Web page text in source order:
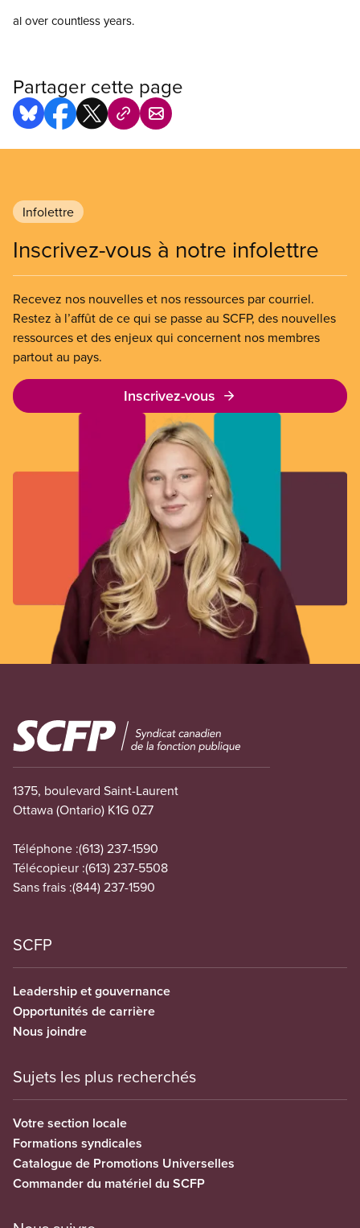
al over countless years.
Partager cette page
Infolettre
Inscrivez-vous à notre infolettre
Recevez nos nouvelles et nos ressources par courriel.
Restez à l’affût de ce qui se passe au SCFP, des nouvelles
ressources et des enjeux qui concernent nos membres
partout au pays.
Inscrivez-vous
Image
1375, boulevard Saint-Laurent
Ottawa (Ontario) K1G 0Z7
Téléphone :(613) 237-1590
Télécopieur :(613) 237-5508
Sans frais :(844) 237-1590
SCFP
Leadership et gouvernance
Opportunités de carrière
Nous joindre
Sujets les plus recherchés
Votre section locale
Formations syndicales
Catalogue de Promotions Universelles
Commander du matériel du SCFP